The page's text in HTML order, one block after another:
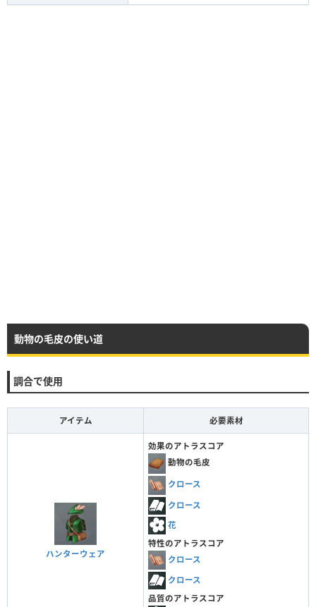
動物の毛皮の使い道
調合で使用
アイテム 必要素材
ハンターウェア
効果のアトラスコア
動物の毛皮
クロース
クロース
花
特性のアトラスコア
クロース
クロース
品質のアトラスコア